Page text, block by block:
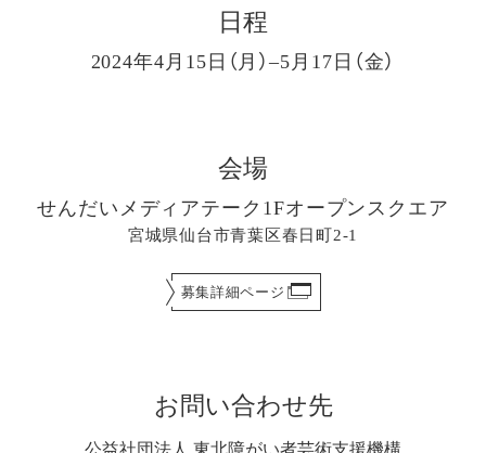
日程
2024年4月15日（月）–5月17日（金）
会場
せんだいメディアテーク1Fオープンスクエア
宮城県仙台市青葉区春日町2-1
募集詳細ページ
お問い合わせ先
公益社団法人 東北障がい者芸術支援機構